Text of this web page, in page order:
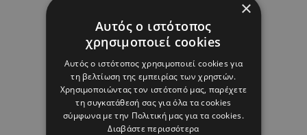
×
Αυτός ο ιστότοπος
χρησιμοποιεί cookies
Αυτός ο ιστότοπος χρησιμοποιεί cookies για
τη βελτίωση της εμπειρίας των χρηστών.
Χρησιμοποιώντας τον ιστότοπό μας, παρέχετε
τη συγκατάθεσή σας για όλα τα cookies
σύμφωνα με την Πολιτική μας για τα cookies.
Διαβάστε περισσότερα